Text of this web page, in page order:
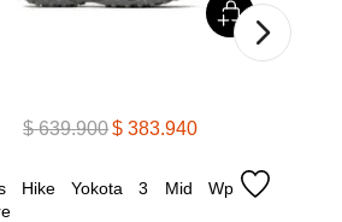
$ 639.900$ 383.940
Hike Yokota 3 Mid Wp